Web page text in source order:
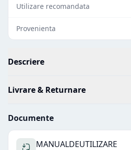
Utilizare recomandata
Provenienta
Descriere
Livrare & Returnare
Documente
MANUALDEUTILIZARE